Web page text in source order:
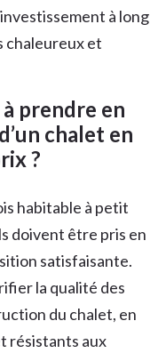
à long
chaleureux et
prendre en
chalet en
?
habitable à petit
doivent être pris en
satisfaisante.
la qualité des
du chalet, en
résistants aux